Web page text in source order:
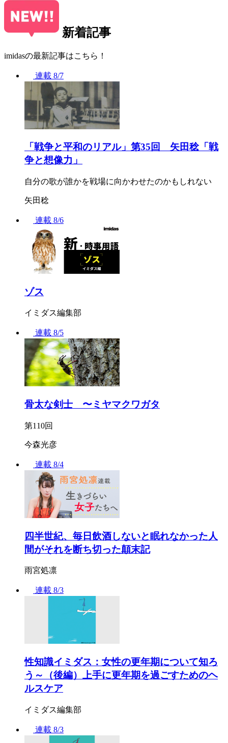
新着記事
imidasの最新記事はこちら！
連載 8/7
「戦争と平和のリアル」第35回 矢田稔「戦
争と想像力」
自分の歌が誰かを戦場に向かわせたのかもしれない
矢田稔
連載 8/6
ゾス
イミダス編集部
連載 8/5
骨太な剣士 〜ミヤマクワガタ
第110回
今森光彦
連載 8/4
四半世紀、毎日飲酒しないと眠れなかった人
間がそれを断ち切った顛末記
雨宮処凛
連載 8/3
性知識イミダス：女性の更年期について知ろ
う～（後編）上手に更年期を過ごすためのヘ
ルスケア
イミダス編集部
連載 8/3